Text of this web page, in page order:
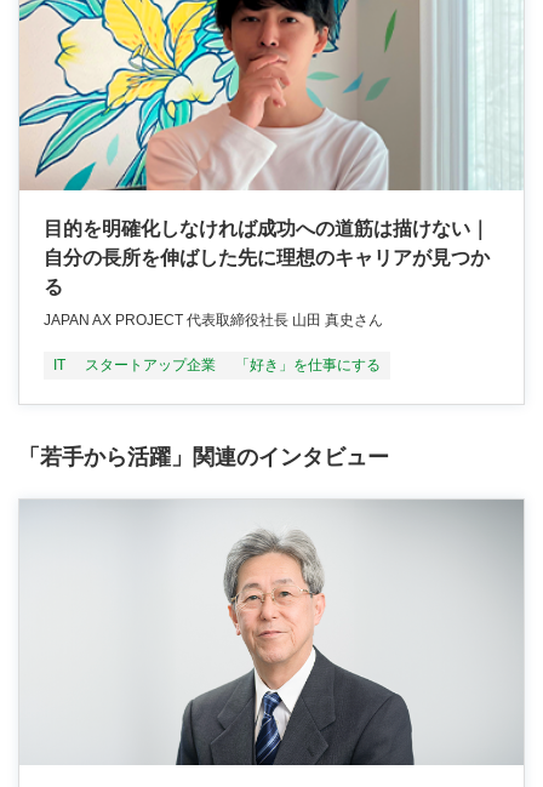
目的を明確化しなければ成功への道筋は描けない｜
自分の長所を伸ばした先に理想のキャリアが見つか
る
JAPAN AX PROJECT 代表取締役社長 山田 真史さん
IT スタートアップ企業 「好き」を仕事にする
「若手から活躍」関連のインタビュー